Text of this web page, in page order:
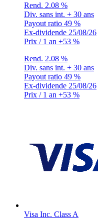
Rend. 2.08 %
Div. sans int. + 30 ans
Payout ratio 49 %
Ex-dividende 25/08/26
Prix / 1 an +53 %
Rend. 2.08 %
Div. sans int. + 30 ans
Payout ratio 49 %
Ex-dividende 25/08/26
Prix / 1 an +53 %
Visa Inc. Class A